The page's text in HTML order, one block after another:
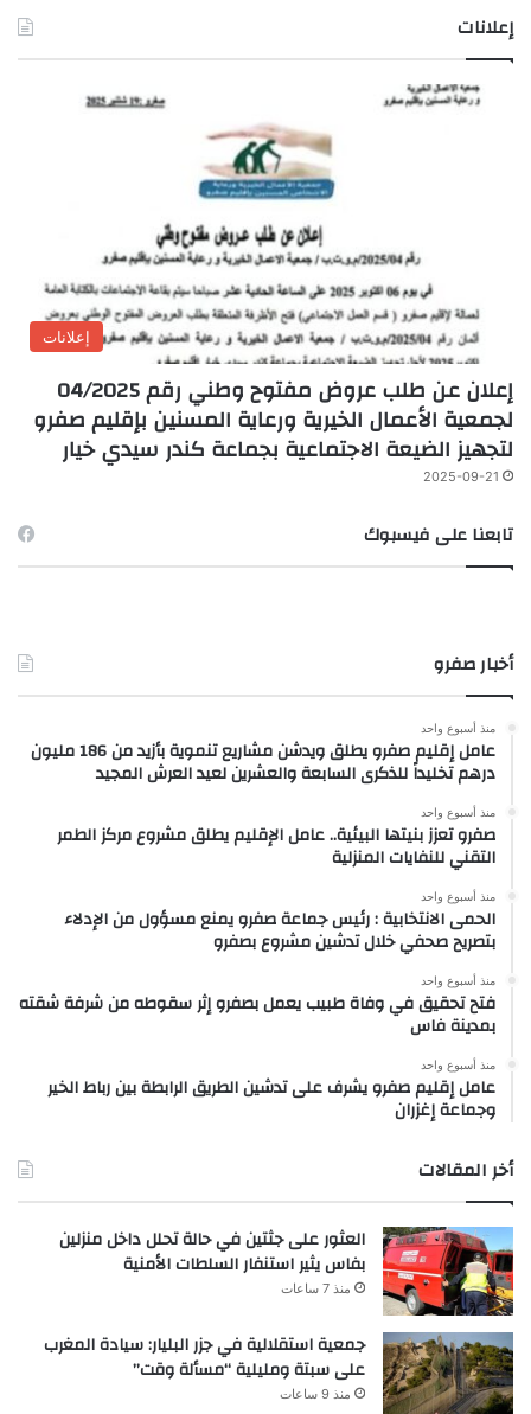
إعلانات
إعلانات
إعلان عن طلب عروض مفتوح وطني رقم 04/2025
لجمعية الأعمال الخيرية ورعاية المسنين بإقليم صفرو
لتجهيز الضيعة الاجتماعية بجماعة كندر سيدي خيار
2025-09-21
تابعنا على فيسبوك
أخبار صفرو
منذ أسبوع واحد
عامل إقليم صفرو يطلق ويدشن مشاريع تنموية بأزيد من 186 مليون
درهم تخليداً للذكرى السابعة والعشرين لعيد العرش المجيد
منذ أسبوع واحد
صفرو تعزز بنيتها البيئية.. عامل الإقليم يطلق مشروع مركز الطمر
التقني للنفايات المنزلية
منذ أسبوع واحد
الحمى الانتخابية : رئيس جماعة صفرو يمنع مسؤول من الإدلاء
بتصريح صحفي خلال تدشين مشروع بصفرو
منذ أسبوع واحد
فتح تحقيق في وفاة طبيب يعمل بصفرو إثر سقوطه من شرفة شقته
بمدينة فاس
منذ أسبوع واحد
عامل إقليم صفرو يشرف على تدشين الطريق الرابطة بين رباط الخير
وجماعة إغزران
أخر المقالات
العثور على جثتين في حالة تحلل داخل منزلين
بفاس يثير استنفار السلطات الأمنية
منذ 7 ساعات
جمعية استقلالية في جزر البليار: سيادة المغرب
على سبتة ومليلية “مسألة وقت”
منذ 9 ساعات